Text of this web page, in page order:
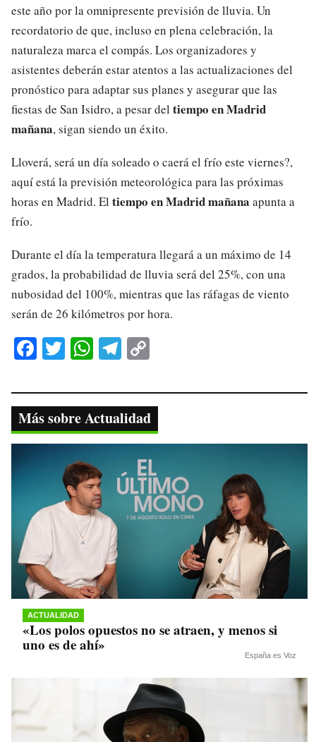
este año por la omnipresente previsión de lluvia. Un
recordatorio de que, incluso en plena celebración, la
naturaleza marca el compás. Los organizadores y
asistentes deberán estar atentos a las actualizaciones del
pronóstico para adaptar sus planes y asegurar que las
fiestas de San Isidro, a pesar del tiempo en Madrid
mañana, sigan siendo un éxito.
Lloverá, será un día soleado o caerá el frío este viernes?,
aquí está la previsión meteorológica para las próximas
horas en Madrid. El tiempo en Madrid mañana apunta a
frío.
Durante el día la temperatura llegará a un máximo de 14
grados, la probabilidad de lluvia será del 25%, con una
nubosidad del 100%, mientras que las ráfagas de viento
serán de 26 kilómetros por hora.
Fa
bo
ok
T
tte
r
W
ts
A
pp
Te
gr
a
m
y
Li
nk
Más sobre Actualidad
ACTUALIDAD
«Los polos opuestos no se atraen, y menos si
uno es de ahí»
España es Voz